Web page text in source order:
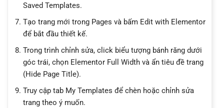
Saved Templates.
Tạo trang mới trong Pages và bấm Edit with Elementor
để bắt đầu thiết kế.
Trong trình chỉnh sửa, click biểu tượng bánh răng dưới
góc trái, chọn Elementor Full Width và ẩn tiêu đề trang
(Hide Page Title).
Truy cập tab My Templates để chèn hoặc chỉnh sửa
trang theo ý muốn.